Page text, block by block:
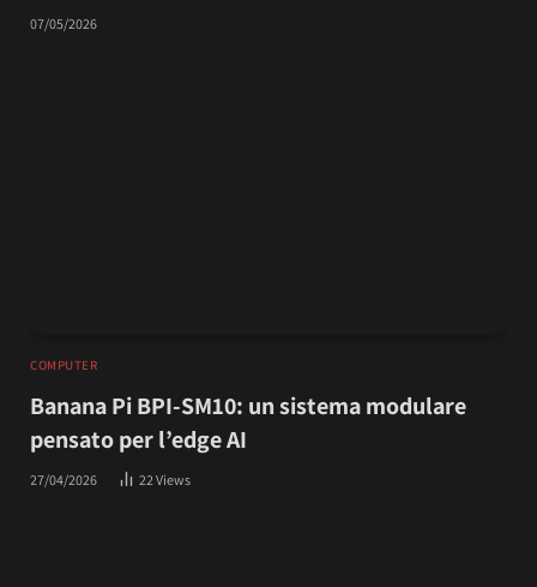
07/05/2026
COMPUTER
Banana Pi BPI-SM10: un sistema modulare
pensato per l’edge AI
27/04/2026 22 Views